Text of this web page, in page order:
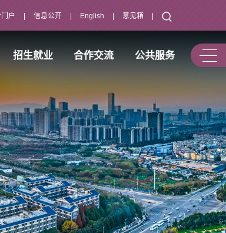
户 信息公开 English 意见箱
招生就业 合作交流 公共服务